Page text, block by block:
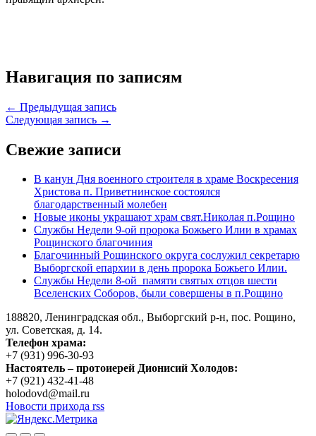
Навигация по записям
← Предыдущая запись
Следующая запись →
Свежие записи
В канун Дня военного строителя в храме Воскресения
Христова п. Приветнинское состоялся
благодарственный молебен
Новые иконы украшают храм свят.Николая п.Рощино
Службы Недели 9-ой пророка Божьего Илии в храмах
Рощинского благочиния
Благочинный Рощинского округа сослужил секретарю
Выборгской епархии в день пророка Божьего Илии.
Службы Недели 8-ой памяти святых отцов шести
Вселенских Соборов, были совершены в п.Рощино
188820, Ленинградская обл., Выборгский р-н, пос. Рощино,
ул. Советская, д. 14.
Телефон храма:
+7 (931) 996-30-93
Настоятель – протоиерей Дионисий Холодов:
+7 (921) 432-41-48
holodovd@mail.ru
Новости прихода rss